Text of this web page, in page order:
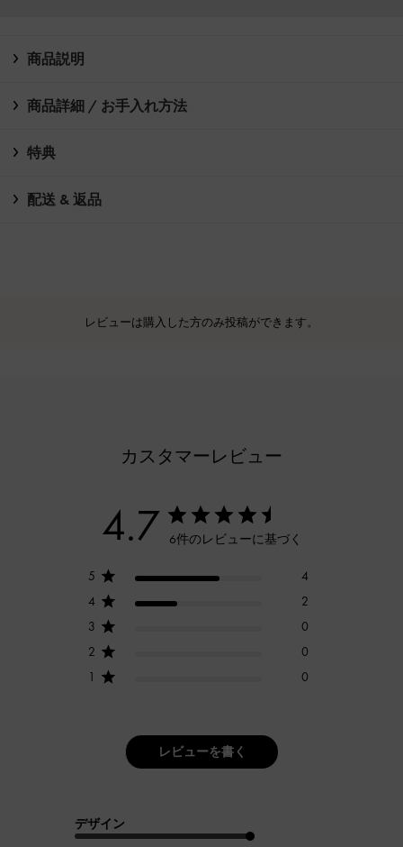
商品説明
商品詳細 / お手入れ方法
特典
配送 & 返品
レビューは購入した方のみ投稿ができます。
カスタマーレビュー
4.7 6件のレビューに基づく
5
4
4
2
3
0
2
0
1
0
レビューを書く
デザイン